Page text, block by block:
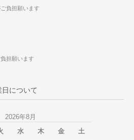
負担願います
担願います
について
2026年8月
水 木 金 土